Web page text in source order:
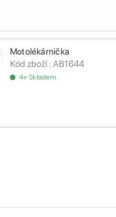
Motolékárnička
Kód zboží : AB1644
4+ Skladem